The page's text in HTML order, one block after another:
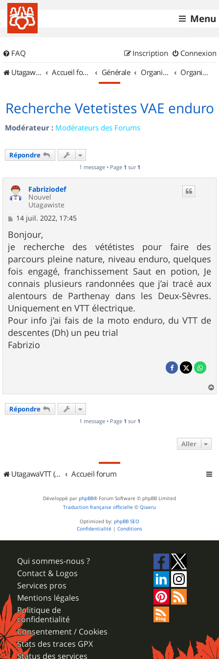
Menu
FAQ Connexion
Inscription
UtagawaVTT (Randos VTT et VTTAE avec traces GPS)
Accueil forum Générale Organisation de sorties & Recherche de partenaires Organisation de sorties en région Poitou Charentes
Recherche Vetetistes VAE enduro
Modérateur : Modérateurs des Forums
Répondre
1 message • Page 1 sur 1
Fabriziodef
Nouvel
Utagawiste
M
s
s
a
g
e
14 juil. 2022, 17:45
Bonjour,
je recherche des vététistes pour faire des
parcours pleine nature, niveau enduro, quelques
fois engagé, franchissement Saut en potion, Je
connais plusieurs randonnées que j’ai tracé aux
alentours de Parthenay dans les Deux-Sèvres.
Uniquement en VTT électrique.
Pour info j’ai fais de la moto enduro, du VTT de
descentes (Dh) un peu trial
Fabrizio
a
Répondre
1 message • Page 1 sur 1
Aller
UtagawaVTT (Randos VTT et VTTAE avec traces GPS) Accueil forum
Développé par phpBB® Forum Software © phpBB Limited
Traduction française officielle © Qiaeru
Optimized by: phpBB SEO
Confidentialité | Conditions
Qui sommes-nous ?
Contact & Logos
Services pros
Mentions légales
Politique de
confidentialité
Consentement / Cookies
Stats des traces GPX
Status des services